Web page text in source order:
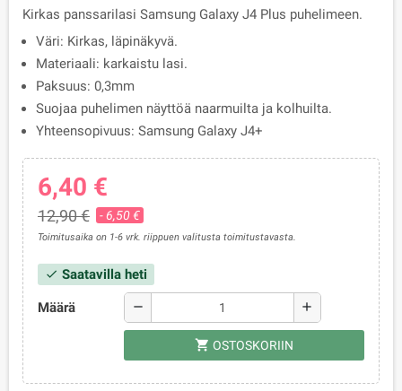
Kirkas panssarilasi Samsung Galaxy J4 Plus puhelimeen.
Väri: Kirkas, läpinäkyvä.
Materiaali: karkaistu lasi.
Paksuus: 0,3mm
Suojaa puhelimen näyttöä naarmuilta ja kolhuilta.
Yhteensopivuus: Samsung Galaxy J4+
6,40 €
12,90 € - 6,50 €
Toimitusaika on 1-6 vrk. riippuen valitusta toimitustavasta.
check Saatavilla heti
Määrä remove add
shopping_cart OSTOSKORIIN